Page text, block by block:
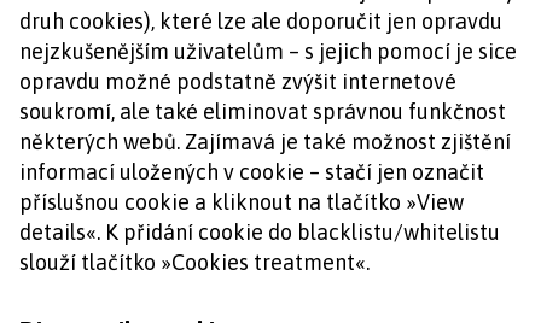
druh cookies), které lze ale doporučit jen opravdu
nejzkušenějším uživatelům – s jejich pomocí je sice
opravdu možné podstatně zvýšit internetové
soukromí, ale také eliminovat správnou funkčnost
některých webů. Zajímavá je také možnost zjištění
informací uložených v cookie – stačí jen označit
příslušnou cookie a kliknout na tlačítko »View
details«. K přidání cookie do blacklistu/whitelistu
slouží tlačítko »Cookies treatment«.